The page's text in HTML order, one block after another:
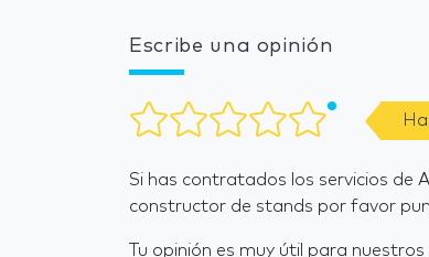
Escribe una opinión
Si has contratados los servicios de
constructor de stands por favor
Tu opinión es muy útil para nuestros